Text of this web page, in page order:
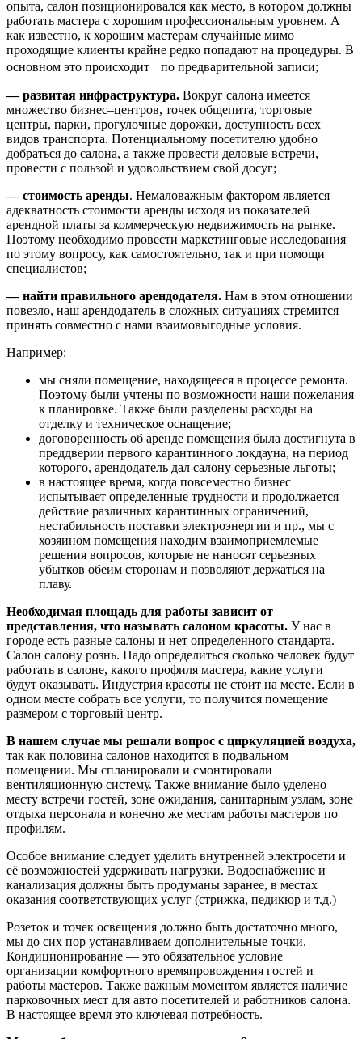
опыта, салон позиционировался как место, в котором должны
работать мастера с хорошим профессиональным уровнем. А
как известно, к хорошим мастерам случайные мимо
проходящие клиенты крайне редко попадают на процедуры. В
основном это происходит по предварительной записи;
— развитая инфраструктура. Вокруг салона имеется
множество бизнес–центров, точек общепита, торговые
центры, парки, прогулочные дорожки, доступность всех
видов транспорта. Потенциальному посетителю удобно
добраться до салона, а также провести деловые встречи,
провести с пользой и удовольствием свой досуг;
— стоимость аренды. Немаловажным фактором является
адекватность стоимости аренды исходя из показателей
арендной платы за коммерческую недвижимость на рынке.
Поэтому необходимо провести маркетинговые исследования
по этому вопросу, как самостоятельно, так и при помощи
специалистов;
— найти правильного арендодателя. Нам в этом отношении
повезло, наш арендодатель в сложных ситуациях стремится
принять совместно с нами взаимовыгодные условия.
Например:
мы сняли помещение, находящееся в процессе ремонта.
Поэтому были учтены по возможности наши пожелания
к планировке. Также были разделены расходы на
отделку и техническое оснащение;
договоренность об аренде помещения была достигнута в
преддверии первого карантинного локдауна, на период
которого, арендодатель дал салону серьезные льготы;
в настоящее время, когда повсеместно бизнес
испытывает определенные трудности и продолжается
действие различных карантинных ограничений,
нестабильность поставки электроэнергии и пр., мы с
хозяином помещения находим взаимоприемлемые
решения вопросов, которые не наносят серьезных
убытков обеим сторонам и позволяют держаться на
плаву.
Необходимая площадь для работы зависит от
представления, что называть салоном красоты. У нас в
городе есть разные салоны и нет определенного стандарта.
Салон салону рознь. Надо определиться сколько человек будут
работать в салоне, какого профиля мастера, какие услуги
будут оказывать. Индустрия красоты не стоит на месте. Если в
одном месте собрать все услуги, то получится помещение
размером с торговый центр.
В нашем случае мы решали вопрос с циркуляцией воздуха,
так как половина салонов находится в подвальном
помещении. Мы спланировали и смонтировали
вентиляционную систему. Также внимание было уделено
месту встречи гостей, зоне ожидания, санитарным узлам, зоне
отдыха персонала и конечно же местам работы мастеров по
профилям.
Особое внимание следует уделить внутренней электросети и
её возможностей удерживать нагрузки. Водоснабжение и
канализация должны быть продуманы заранее, в местах
оказания соответствующих услуг (стрижка, педикюр и т.д.)
Розеток и точек освещения должно быть достаточно много,
мы до сих пор устанавливаем дополнительные точки.
Кондиционирование — это обязательное условие
организации комфортного времяпровождения гостей и
работы мастеров. Также важным моментом является наличие
парковочных мест для авто посетителей и работников салона.
В настоящее время это ключевая потребность.